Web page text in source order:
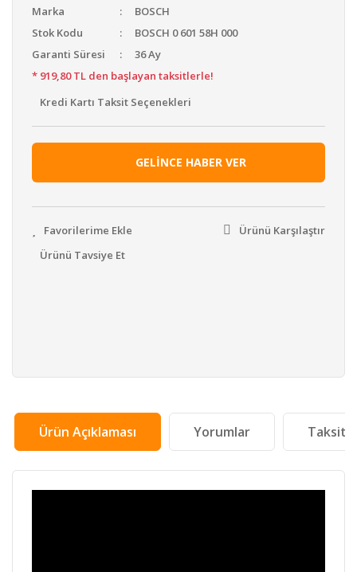
Marka
BOSCH
Stok Kodu
BOSCH 0 601 58H 000
Garanti Süresi
36 Ay
* 919,80 TL den başlayan taksitlerle!
Kredi Kartı Taksit Seçenekleri
GELİNCE HABER VER
Ürünü Karşılaştır
Ürünü Tavsiye Et
Ürün Açıklaması Yorumlar Taksit